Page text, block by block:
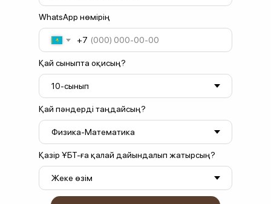
WhatsApp нөмірің
+7
Қай сыныпта оқисың?
Қай пәндерді таңдайсың?
Қазір ҰБТ-ға қалай дайындалып жатырсың?